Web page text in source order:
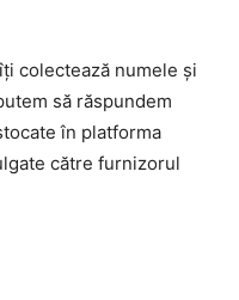
colectează numele și
să răspundem
în platforma
către furnizorul